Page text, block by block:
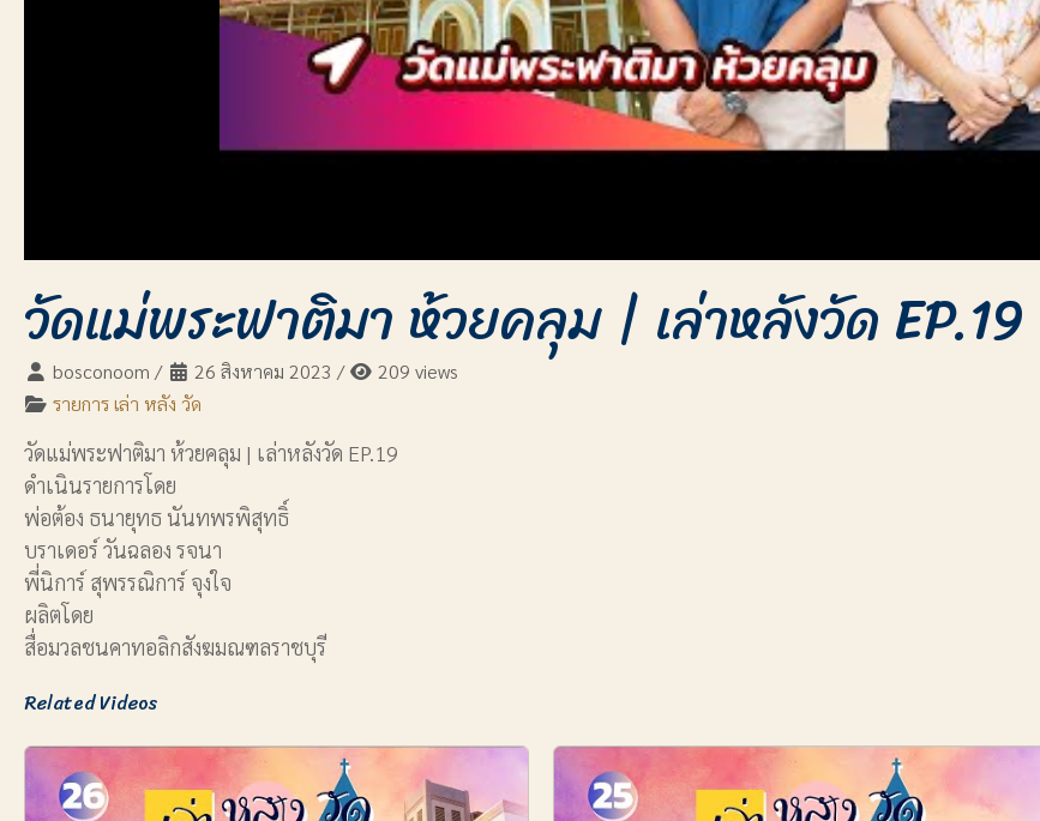
วัดแม่พระฟาติมา ห้วยคลุม | เล่าหลังวัด EP.19
bosconoom / 26 สิงหาคม 2023 /
209 views
รายการ เล่า หลัง วัด
วัดแม่พระฟาติมา ห้วยคลุม | เล่าหลังวัด EP.19
ดำเนินรายการโดย
พ่อต้อง ธนายุทธ นันทพรพิสุทธิ์
บราเดอร์ วันฉลอง รจนา
พี่นิการ์ สุพรรณิการ์ จุงใจ
ผลิตโดย
สื่อมวลชนคาทอลิกสังฆมณฑลราชบุรี
Related Videos